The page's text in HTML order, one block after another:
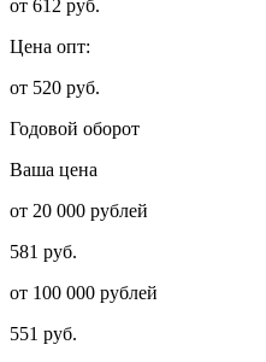
от 612 руб.
Цена опт:
от 520 руб.
Годовой оборот
Ваша цена
от 20 000 рублей
581 руб.
от 100 000 рублей
551 руб.